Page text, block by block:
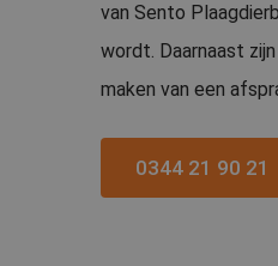
van Sento
wordt. Daarnaast
maken van een
0344 21 90 21